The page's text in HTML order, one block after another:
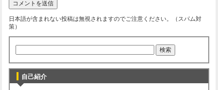
日本語が含まれない投稿は無視されますのでご注意ください。（スパム対
策）
自己紹介